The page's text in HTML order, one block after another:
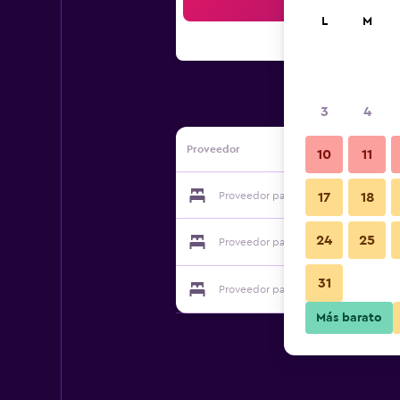
Proveedor
Proveedor para Villa Ettel
Proveedor para Villa Ettel
Proveedor para Villa Ettel
L M
3 4
10 11
17 18
24 25
31
Más barato